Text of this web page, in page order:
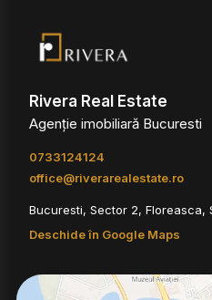
Rivera Real Estate
Agenție imobiliară Bucuresti
0733124124
office@riverarealestate.ro
Bucuresti, Sector 2, Floreasca,
Deschide în Google Maps